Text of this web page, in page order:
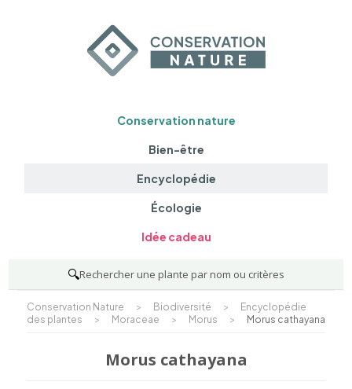
Conservation nature
Bien-être
Encyclopédie
Écologie
Idée cadeau
🔍Rechercher une plante par nom ou critères
Conservation Nature > Biodiversité >
Encyclopédie
des plantes
> Moraceae > Morus > Morus cathayana
Morus cathayana